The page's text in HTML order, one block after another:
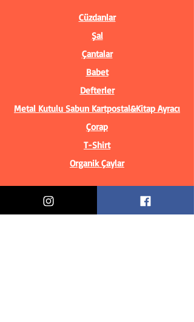
Cüzdanlar
Şal
Çantalar
Babet
Defterler
Metal Kutulu Sabun Kartpostal&Kitap Ayracı
Çorap
T-Shirt
Organik Çaylar
Bilgiler